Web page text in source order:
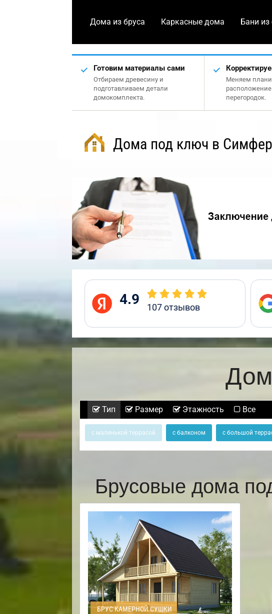
Дома из бруса Каркасные дома Бани из
Готовим материалы сами
Отбираем древесину и
подготавливаем детали
домокомплекта.
Меняем
перегородок.
Дома под ключ в
4.9 107отзывов
Тип Размер Этажность Все
с маленькой террасой с балконом с большой
Брусовые дома
БРУС КАМЕРНОЙ СУШКИ